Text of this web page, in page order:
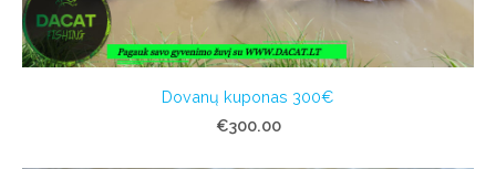
Dovanų kuponas 300€
€300.00